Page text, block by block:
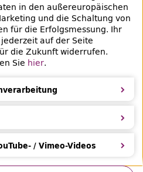
in den außereuropäischen
und die Schaltung von
für die Erfolgsmessung. Ihr
auf der Seite
die Zukunft widerrufen.
Sie hier.
/ Vimeo-Videos
/ Vimeo-Videos